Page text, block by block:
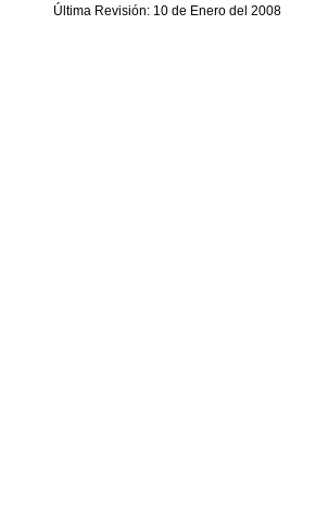
Última Revisión: 10 de Enero del 2008